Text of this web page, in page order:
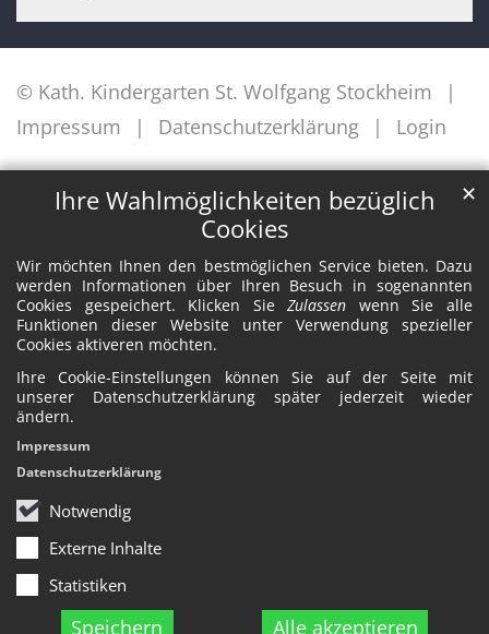
Ihre Wahlmöglichkeiten bezüglich
Cookies
Wir möchten Ihnen den bestmöglichen Service bieten. Dazu
werden Informationen über Ihren Besuch in sogenannten
Cookies gespeichert. Klicken SieZulassen wenn Sie alle
Funktionen dieser Website unter Verwendung spezieller
Cookies aktiveren möchten.
Ihre Cookie-Einstellungen können Sie auf der Seite mit
unserer Datenschutzerklärung später jederzeit wieder
ändern.
Notwendig
Externe Inhalte
Statistiken
Speichern Alle akzeptieren
✕
Impressum
Datenschutzerklärung
© Kath. Kindergarten St. Wolfgang Stockheim
Impressum
Datenschutzerklärung Login